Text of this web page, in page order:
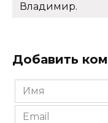
Владимир.
Добавить
Имя
*
Email